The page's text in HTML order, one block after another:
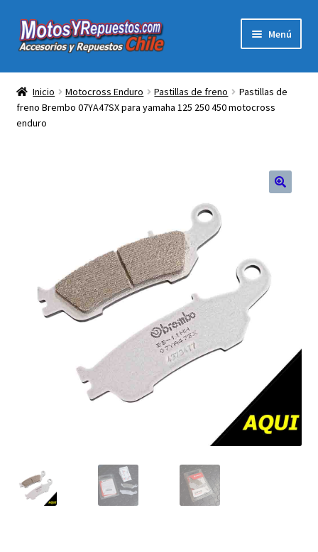
Ir
a
Ir
al
Menú
Acc y Rep Motocross Enduro
el
Electronica Para Motos
Ropa para Motociclistas
Tienda Física Motosyrepuestos
FAQ Preguntas Frecuentes
menú
Inicio Motocross Enduro Pastillas de freno
Pastillas de
freno Brembo 07YA47SX para yamaha 125 250 450 motocross
enduro